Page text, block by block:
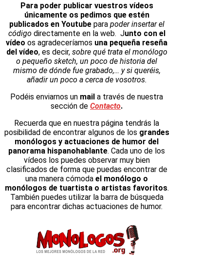
Para poder publicar vuestros vídeos
únicamente os pedimos que estén
publicados en Youtubeparapoder insertar el
códigodirectamente en la web. Junto con el
vídeo os agradeceríamos una pequeña reseña
del vídeo, es decir, sobre qué trata el monólogo
o pequeño sketch, un poco de historia del
mismo de dónde fue grabado,… y si queréis,
añadir un poco a cerca de vosotros.
Podéis enviarnos un mail a través de nuestra
sección de Contacto.
Recuerda que en nuestra página tendrás la
posibilidad de encontrar algunos de los grandes
monólogos y actuaciones de humor del
panorama hispanohablante. Cada uno de los
vídeos los puedes observar muy bien
clasificados de forma que puedas encontrar de
una manera cómoda el monólogo o
monólogos de tuartista o artistas favoritos.
También puedes utilizar la barra de búsqueda
para encontrar dichas actuaciones de humor.